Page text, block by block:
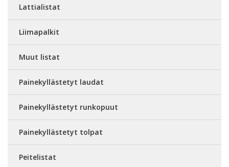
Lattialistat
Liimapalkit
Muut listat
Painekyllästetyt laudat
Painekyllästetyt runkopuut
Painekyllästetyt tolpat
Peitelistat